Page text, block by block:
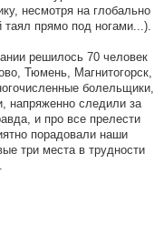
несмотря на глобально
прямо под ногами...).
решилось 70 человек
Тюмень, Магнитогорск,
болельщики,
напряженно следили за
и про все прелести
порадовали наши
три места в трудности